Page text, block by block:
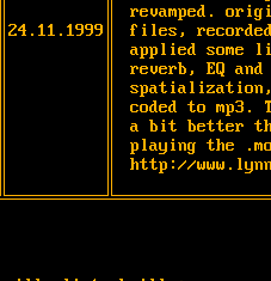
24.11.1999
revamped.
files,
applied some
reverb, EQ
coded to mp3.
a bit better
playing the
http://